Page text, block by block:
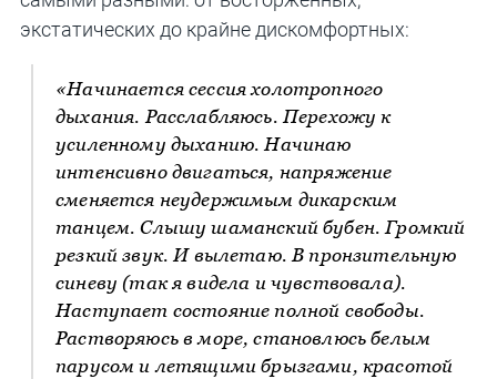
экстатических до крайне дискомфортных:
«Начинается сессия холотропного
дыхания. Расслабляюсь. Перехожу к
усиленному дыханию. Начинаю
интенсивно двигаться, напряжение
сменяется неудержимым дикарским
танцем. Слышу шаманский бубен. Громкий
резкий звук. И вылетаю. В пронзительную
синеву (так я видела и чувствовала).
Наступает состояние полной свободы.
Растворяюсь в море, становлюсь белым
парусом и летящими брызгами, красотой